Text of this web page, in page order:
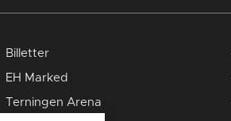
Billetter
EH Marked
Terningen Arena